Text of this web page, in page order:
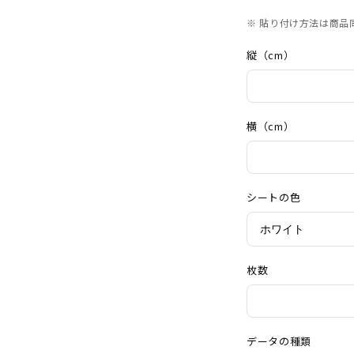
※ 貼り付け方法は商品
縦（cm）
横（cm）
シートの色
枚数
データの種類